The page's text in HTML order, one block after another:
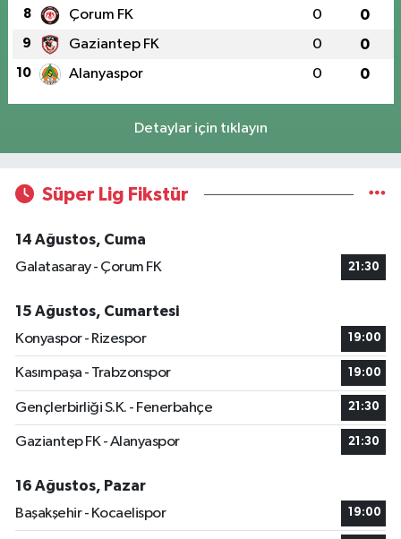
8 Çorum FK 0 0
9 Gaziantep FK 0 0
10 Alanyaspor 0 0
Detaylar için tıklayın
Süper Lig Fikstür
14 Ağustos, Cuma
Galatasaray - Çorum FK
21:30
15 Ağustos, Cumartesi
Konyaspor - Rizespor
19:00
Kasımpaşa - Trabzonspor 19:00
Gençlerbirliği S.K. - Fenerbahçe 21:30
Gaziantep FK - Alanyaspor 21:30
16 Ağustos, Pazar
Başakşehir - Kocaelispor
19:00